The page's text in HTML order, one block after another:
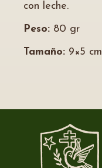
con leche.
Peso: 80 gr
Tamaño: 9×5 cm